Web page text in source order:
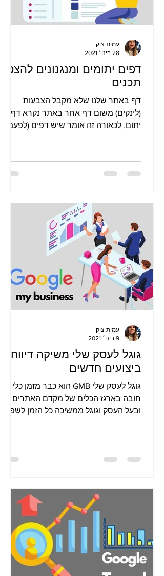
דפים יתומים ומנגנונים להצפת
תכנים
דף באתר שלנו שלא מקבל הצבעות
(לינקים) משום דף אחר באתר נקרא דף
יתום. לכאורה זה אומר שיש דפים (לפעמים
עמית צוק
28 בינו׳ 2021
גוגל לעסק שלי משיקה דיווחי
ביצועים חדשים
גוגל לעסק שלי GMB הוא כבר מזמן כלי
חובה בארגז הכלים של מקדם האתרים
ובעל העסק וגוגל ממשיכה כל הזמן לשפר
עמית צוק
9 בינו׳ 2021